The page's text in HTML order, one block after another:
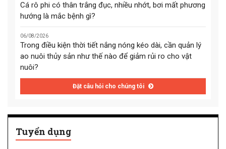
Cá rô phi có thân trắng đục, nhiều nhớt, bơi mất phương
hướng là mắc bệnh gì?
06/08/2026
Trong điều kiện thời tiết nắng nóng kéo dài, cần quản lý
ao nuôi thủy sản như thế nào để giảm rủi ro cho vật
nuôi?
Đặt câu hỏi cho chúng tôi
Tuyển dụng